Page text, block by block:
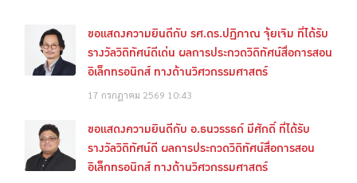
ขอแสดงความยินดีกับ รศ.ดร.ปฏิภาณ จุ้ยเจิม ที่ได้รับ
รางวัลวิดิทัศน์ดีเด่น ผลการประกวดวิดิทัศน์สื่อการสอน
อิเล็กทรอนิกส์ ทางด้านวิศวกรรมศาสตร์
17 กรกฎาคม 2569 10:43
ขอแสดงความยินดีกับ อ.ธนวรรธก์ มีศักดิ์ ที่ได้รับ
รางวัลวิดิทัศน์ดี ผลการประกวดวิดิทัศน์สื่อการสอน
อิเล็กทรอนิกส์ ทางด้านวิศวกรรมศาสตร์